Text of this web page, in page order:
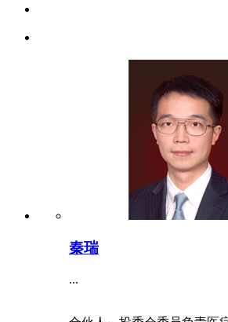
秦瑞
...